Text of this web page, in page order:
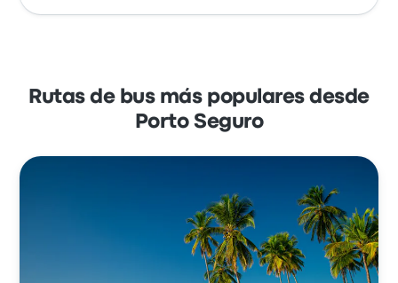
Rutas de bus más populares desde
Porto Seguro